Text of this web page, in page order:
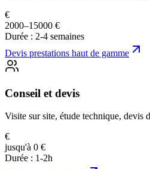
€
2000–15000 €
Durée : 2-4 semaines
Devis prestations haut de gamme
Conseil et devis
Visite sur site, étude technique, devis
€
jusqu'à 0 €
Durée : 1-2h